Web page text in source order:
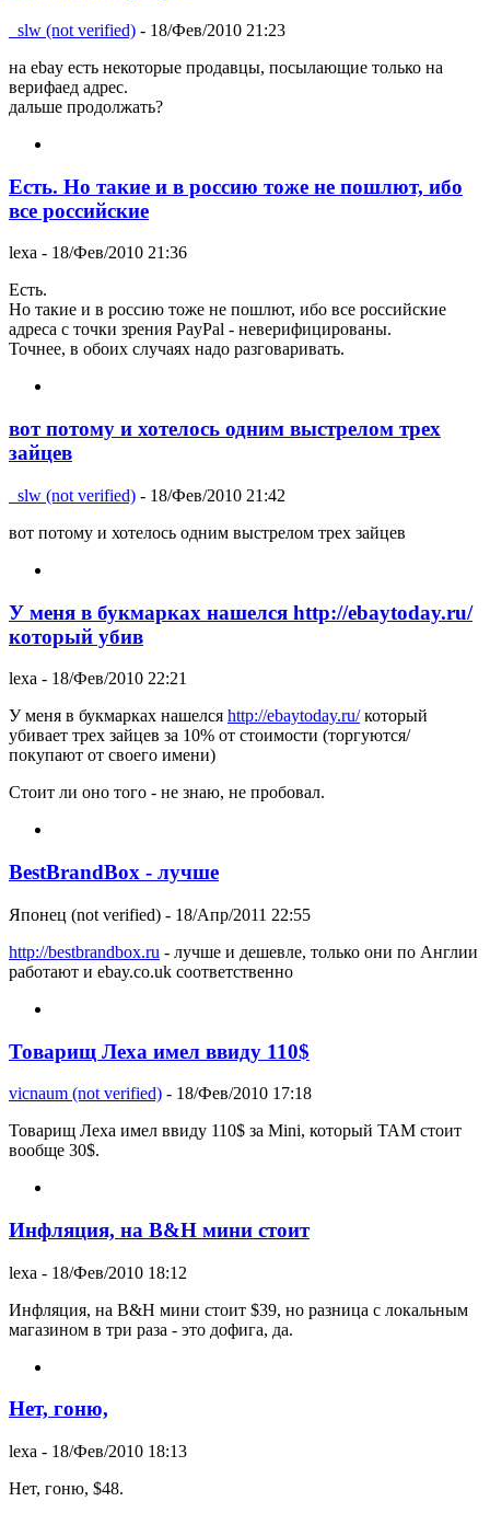
_slw (not verified) - 18/Фев/2010 21:23
на ebay есть некоторые продавцы, посылающие только на
верифаед адрес.
дальше продолжать?
Есть. Но такие и в россию тоже не пошлют, ибо
все российские
lexa - 18/Фев/2010 21:36
Есть.
Но такие и в россию тоже не пошлют, ибо все российские
адреса с точки зрения PayPal - неверифицированы.
Точнее, в обоих случаях надо разговаривать.
вот потому и хотелось одним выстрелом трех
зайцев
_slw (not verified) - 18/Фев/2010 21:42
вот потому и хотелось одним выстрелом трех зайцев
У меня в букмарках нашелся http://ebaytoday.ru/
который убив
lexa - 18/Фев/2010 22:21
У меня в букмарках нашелся http://ebaytoday.ru/который
убивает трех зайцев за 10% от стоимости (торгуются/
покупают от своего имени)
Стоит ли оно того - не знаю, не пробовал.
BestBrandBox - лучше
Японец (not verified) - 18/Апр/2011 22:55
http://bestbrandbox.ru - лучше и дешевле, только они по Англии
работают и ebay.co.uk соответственно
Товарищ Леха имел ввиду 110$
vicnaum (not verified) - 18/Фев/2010 17:18
Товарищ Леха имел ввиду 110$ за Mini, который ТАМ стоит
вообще 30$.
Инфляция, на B&H мини стоит
lexa - 18/Фев/2010 18:12
Инфляция, на B&H мини стоит $39, но разница с локальным
магазином в три раза - это дофига, да.
Нет, гоню,
lexa - 18/Фев/2010 18:13
Нет, гоню, $48.